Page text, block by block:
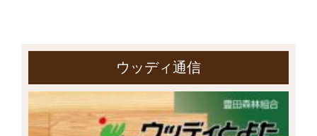
ウッディ通信